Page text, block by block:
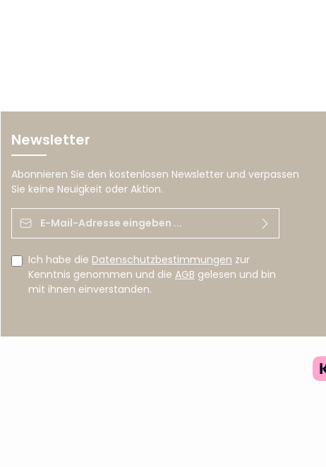
Newsletter
Abonnieren Sie den kostenlosen Newsletter und verpassen
Sie keine Neuigkeit oder Aktion.
Ich habe die Datenschutzbestimmungen zur
Kenntnis genommen und die AGB gelesen und bin
mit ihnen einverstanden.